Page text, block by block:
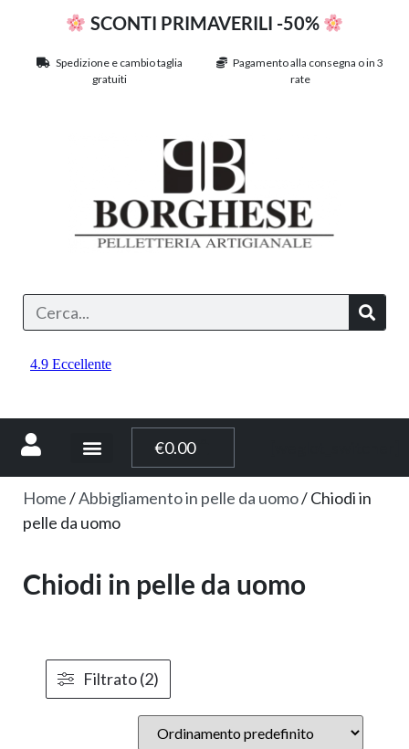
SCONTI PRIMAVERILI -50%
Spedizione e cambio taglia
gratuiti
Pagamento alla consegna o in 3
rate
€0.00
Home/Abbigliamento in pelle da uomo/ Chiodi in
pelle da uomo
Chiodi in pelle da uomo
Filtrato (2)